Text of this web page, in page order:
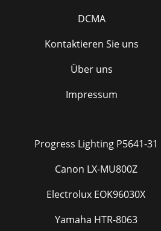
DCMA
Kontaktieren Sie uns
Über uns
Impressum
Progress Lighting P5641-31
Canon LX-MU800Z
Electrolux EOK96030X
Yamaha HTR-8063